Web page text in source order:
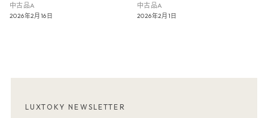
中古品A
2026年2月16日
中古品A
2026年2月1日
LUXTOKY NEWSLETTER